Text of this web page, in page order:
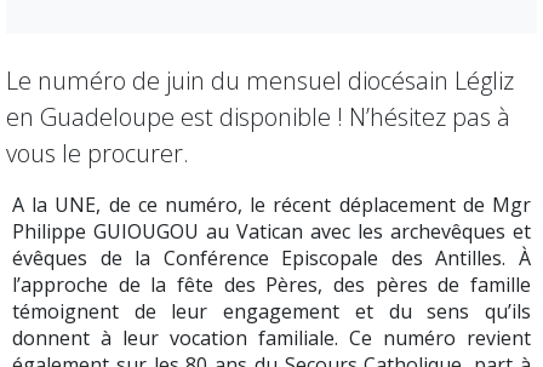
Le numéro de juin du mensuel diocésain Légliz
en Guadeloupe est disponible ! N’hésitez pas à
vous le procurer.
A la UNE, de ce numéro, le récent déplacement de Mgr
Philippe GUIOUGOU au Vatican avec les archevêques et
évêques de la Conférence Episcopale des Antilles. À
l’approche de la fête des Pères, des pères de famille
témoignent de leur engagement et du sens qu’ils
donnent à leur vocation familiale. Ce numéro revient